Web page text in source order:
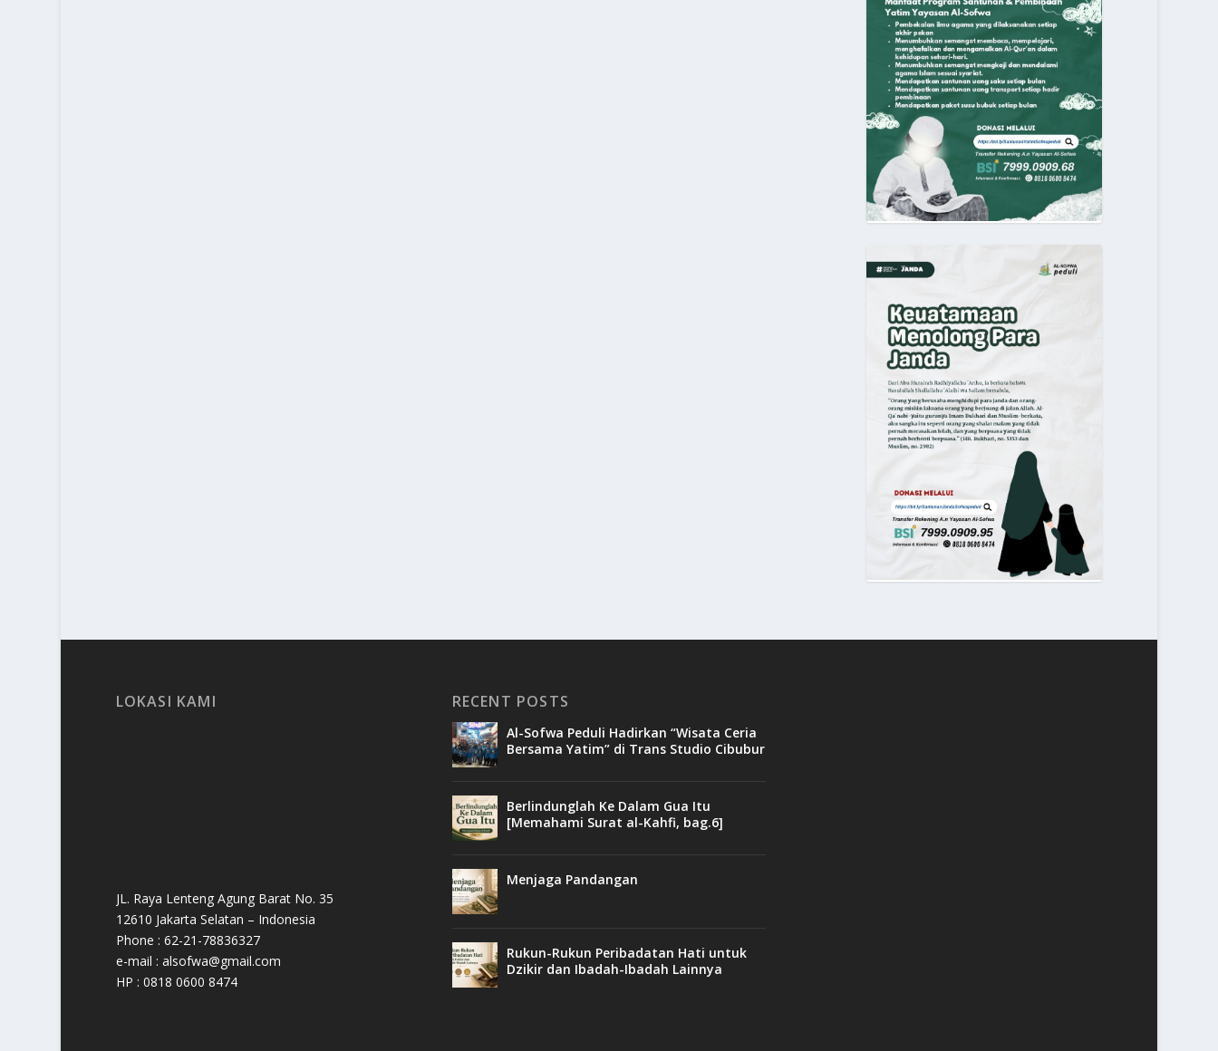
LOKASI KAMI
JL. Raya Lenteng Agung Barat No. 35
12610 Jakarta Selatan – Indonesia
Phone : 62-21-78836327
e-mail : alsofwa@gmail.com
HP : 0818 0600 8474
RECENT POSTS
Al-Sofwa Peduli Hadirkan “Wisata Ceria
Bersama Yatim” di Trans Studio Cibubur
Berlindunglah Ke Dalam Gua Itu
[Memahami Surat al-Kahfi, bag.6]
Menjaga Pandangan
Rukun-Rukun Peribadatan Hati untuk
Dzikir dan Ibadah-Ibadah Lainnya